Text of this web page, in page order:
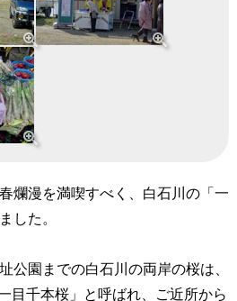
爛漫を満喫すべく、白石川の「一
した。
園までの白石川の両岸の桜は、
目千本桜」と呼ばれ、ご近所から